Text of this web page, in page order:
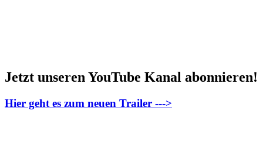
Jetzt unseren YouTube Kanal abonnieren!
Hier geht es zum neuen Trailer --->